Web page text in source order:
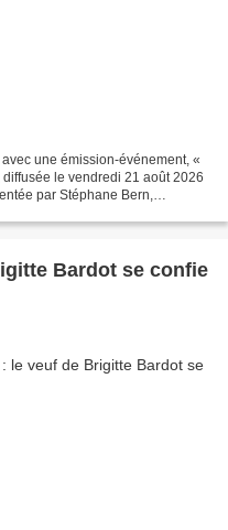
une émission-événement, «
le vendredi 21 août 2026
par Stéphane Bern,
Bardot se confie